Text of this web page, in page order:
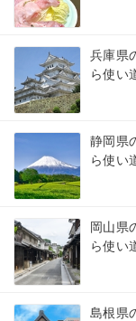
兵庫県
ら使い
静岡県
ら使い
岡山県
ら使い
島根県